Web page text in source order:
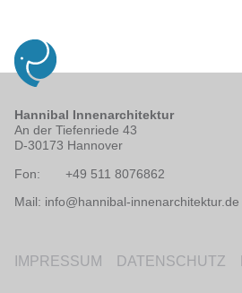
Hannibal Innenarchitektur
An der Tiefenriede 43
D-30173 Hannover
Fon:
+49 511 8076862
Mail: info@hannibal-innenarchitektur.de
IMPRESSUM DATENSCHUTZ